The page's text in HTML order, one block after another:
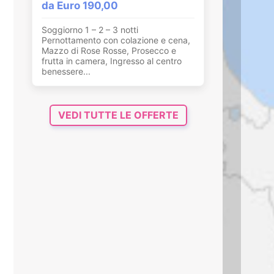
da Euro 190,00
Soggiorno 1 – 2 – 3 notti
Pernottamento con colazione e cena,
Mazzo di Rose Rosse, Prosecco e
frutta in camera, Ingresso al centro
benessere...
VEDI TUTTE LE OFFERTE